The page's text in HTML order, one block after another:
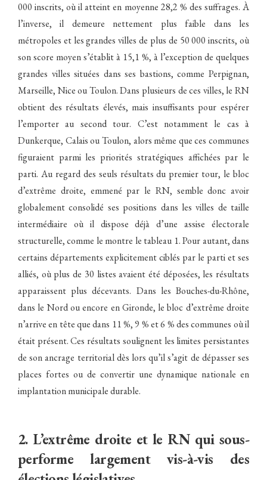
000 inscrits, où il atteint en moyenne 28,2 % des suffrages. À
l’inverse, il demeure nettement plus faible dans les
métropoles et les grandes villes de plus de 50 000 inscrits, où
son score moyen s’établit à 15,1 %, à l’exception de quelques
grandes villes situées dans ses bastions, comme Perpignan,
Marseille, Nice ou Toulon. Dans plusieurs de ces villes, le RN
obtient des résultats élevés, mais insuffisants pour espérer
l’emporter au second tour. C’est notamment le cas à
Dunkerque, Calais ou Toulon, alors même que ces communes
figuraient parmi les priorités stratégiques affichées par le
parti. Au regard des seuls résultats du premier tour, le bloc
d’extrême droite, emmené par le RN, semble donc avoir
globalement consolidé ses positions dans les villes de taille
intermédiaire où il dispose déjà d’une assise électorale
structurelle, comme le montre le tableau 1. Pour autant, dans
certains départements explicitement ciblés par le parti et ses
alliés, où plus de 30 listes avaient été déposées, les résultats
apparaissent plus décevants. Dans les Bouches-du-Rhône,
dans le Nord ou encore en Gironde, le bloc d’extrême droite
n’arrive en tête que dans 11 %, 9 % et 6 % des communes où il
était présent. Ces résultats soulignent les limites persistantes
de son ancrage territorial dès lors qu’il s’agit de dépasser ses
places fortes ou de convertir une dynamique nationale en
implantation municipale durable.
2. L’extrême droite et le RN qui sous-
performe largement vis-à-vis des